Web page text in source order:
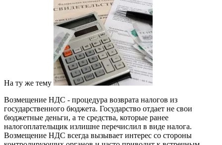
На ту же тему
Возмещение НДС - процедура возврата налогов из
государственного бюджета. Государство отдает не свои
бюджетные деньги, а те средства, которые ранее
налогоплательщик излишне перечислил в виде налога.
Возмещение НДС всегда вызывает интерес со стороны